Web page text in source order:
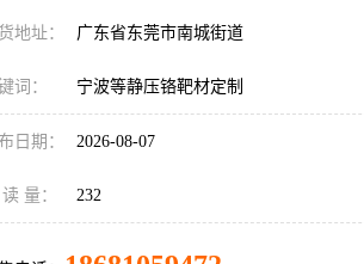
地址： 广东省东莞市南城街道
词： 宁波等静压铬靶材定制
日期： 2026-08-07
量： 232